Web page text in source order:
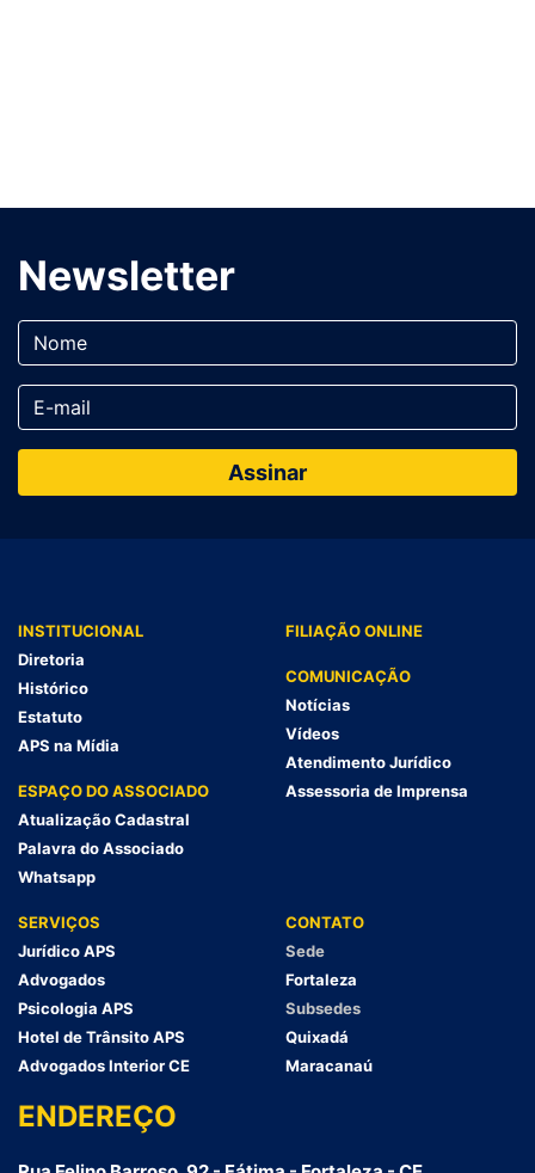
Newsletter
INSTITUCIONAL
Diretoria
Histórico
Estatuto
APS na Mídia
ESPAÇO DO ASSOCIADO
Atualização Cadastral
Palavra do Associado
Whatsapp
FILIAÇÃO ONLINE
COMUNICAÇÃO
Notícias
Vídeos
Atendimento Jurídico
Assessoria de Imprensa
SERVIÇOS
Jurídico APS
Advogados
Psicologia APS
Hotel de Trânsito APS
Advogados Interior CE
CONTATO
Sede
Fortaleza
Subsedes
Quixadá
Maracanaú
ENDEREÇO